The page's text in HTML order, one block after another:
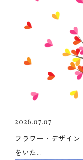
2026.07.07
フラワー・デザイ
をいた...